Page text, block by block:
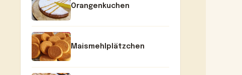
Orangenkuchen
Maismehlplätzchen